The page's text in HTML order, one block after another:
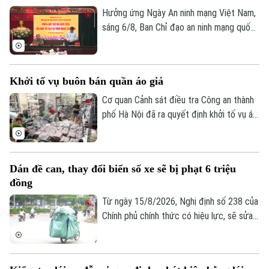
theo khoản 1, Điều 194 Bộ luật Hình sự.
Hưởng ứng Ngày An ninh mạng Việt Nam,
sáng 6/8, Ban Chỉ đạo an ninh mạng quốc
Khởi tố vụ buôn bán quần áo giả
Cơ quan Cảnh sát điều tra Công an thành
phố Hà Nội đã ra quyết định khởi tố vụ án,
công nghiệp".
Dán đề can, thay đổi biển số xe sẽ bị phạt 6 triệu
đồng
Từ ngày 15/8/2026, Nghị định số 238 của
Chính phủ chính thức có hiệu lực, sẽ sửa